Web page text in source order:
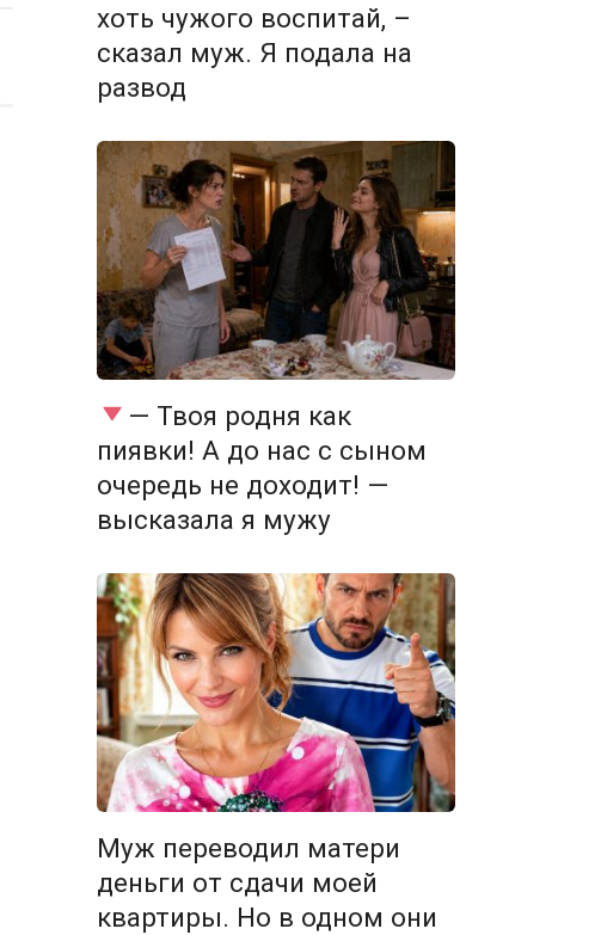
хоть чужого воспитай, –
сказал муж. Я подала на
развод
— Твоя родня как
пиявки! А до нас с сыном
очередь не доходит! —
высказала я мужу
Муж переводил матери
деньги от сдачи моей
квартиры. Но в одном они